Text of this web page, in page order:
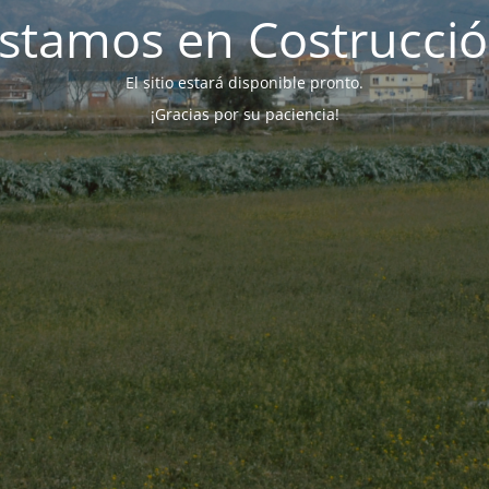
en
El sitio estará disponible pronto.
¡Gracias por su paciencia!